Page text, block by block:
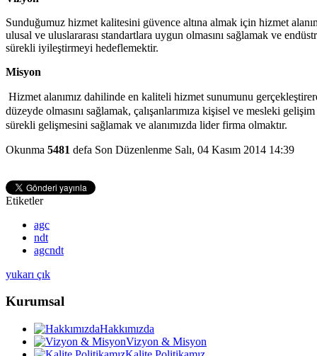
Sunduğumuz hizmet kalitesini güvence altına almak için hizmet
ulusal ve uluslararası standartlara uygun olmasını sağlamak ve
sürekli iyileştirmeyi hedeflemektir.
Misyon
Hizmet alanımız dahilinde en kaliteli hizmet sunumunu
düzeyde olmasını sağlamak, çalışanlarımıza kişisel ve mesleki
sürekli gelişmesini sağlamak ve alanımızda lider firma olmaktır.
Okunma 5481 defa Son Düzenlenme Salı, 04 Kasım 2014 14:39
Etiketler
agc
ndt
agcndt
yukarı çık
Kurumsal
Hakkımızda
Vizyon & Misyon